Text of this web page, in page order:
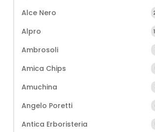
Alce Nero
Alpro
Ambrosoli
Amica Chips
Amuchina
Angelo Poretti
Antica Erboristeria